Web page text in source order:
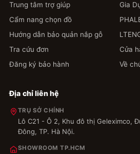
Trung tâm trợ giúp
Cẩm nang chọn đồ
Hướng dẫn bảo quản nắp gỗ
Tra cứu đơn
Đăng ký bảo hành
Gia
Cửa
Về
Địa chỉ liên hệ
TRỤ SỞ CHÍNH
Lô C21 - Ô 2, Khu đô thị Geleximco,
Đông, TP. Hà Nội.
SHOWROOM TP.HCM